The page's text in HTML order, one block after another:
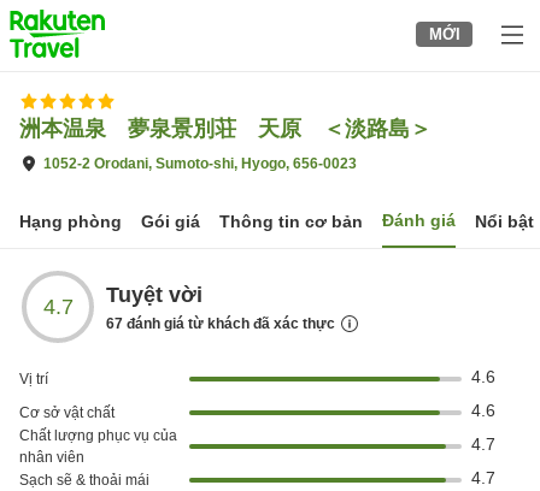
to
top
page
MỚI
洲本温泉 夢泉景別荘 天原 ＜淡路島＞
1052-2 Orodani, Sumoto-shi, Hyogo, 656-0023
Hạng phòng Gói giá Thông tin cơ bản Đánh giá Nổi bật
4.7 Tuyệt vời
67 đánh giá từ khách đã xác thực
Vị trí 4.6
Cơ sở vật chất 4.6
Chất lượng phục vụ của
nhân viên
4.7
Sạch sẽ & thoải mái 4.7